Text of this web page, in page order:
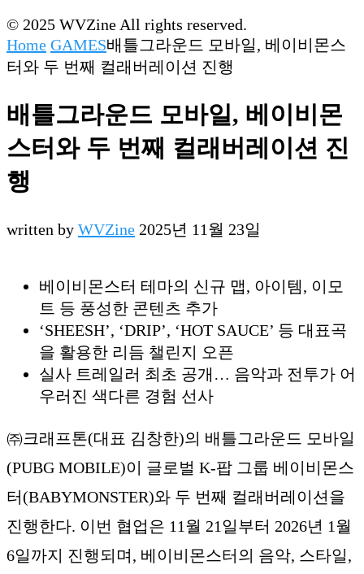
© 2025 WVZine All rights reserved.
Home GAMES배틀그라운드 모바일, 베이비몬스
터와 두 번째 컬래버레이션 진행
배틀그라운드 모바일, 베이비몬
스터와 두 번째 컬래버레이션 진
행
written by WVZine 2025년 11월 23일
베이비몬스터 테마의 신규 맵, 아이템, 이모
트 등 풍성한 콘텐츠 추가
‘SHEESH’, ‘DRIP’, ‘HOT SAUCE’ 등 대표곡
을 활용한 리듬 챌린지 오픈
실사 트레일러 최초 공개… 음악과 전투가 어
우러진 색다른 경험 선사
㈜크래프톤(대표 김창한)의 배틀그라운드 모바일
(PUBG MOBILE)이 글로벌 K-팝 그룹 베이비몬스
터(BABYMONSTER)와 두 번째 컬래버레이션을
진행한다. 이번 협업은 11월 21일부터 2026년 1월
6일까지 진행되며, 베이비몬스터의 음악, 스타일,